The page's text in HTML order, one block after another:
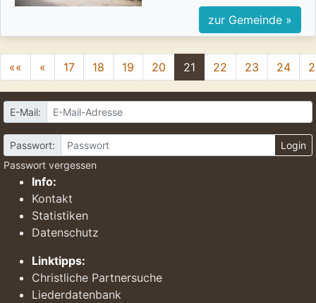
zur Gemeinde »
«« « 17 18 19 20 21 22 23 24
E-Mail:
Passwort:
Login
Passwort vergessen
Info:
Kontakt
Statistiken
Datenschutz
Linktipps:
Christliche Partnersuche
Liederdatenbank